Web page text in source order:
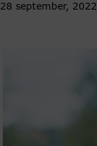
28 september, 2022